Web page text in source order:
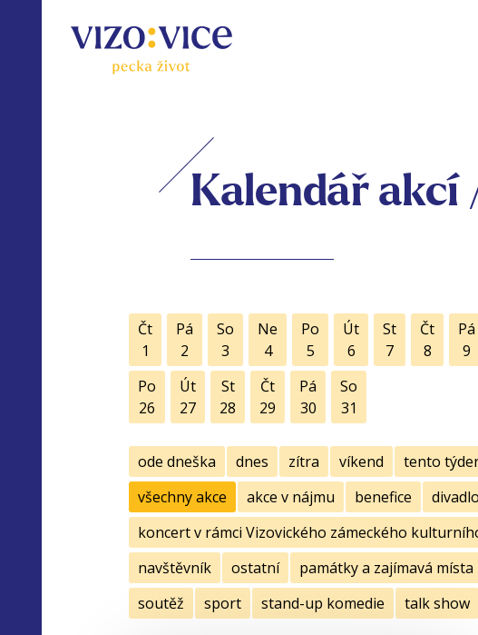
Kalendář akcí
Čt
1
Pá
2
So
3
Ne
4
Po
5
Út
6
St
7
Čt
8
Pá
9
Po
26
Út
27
St
28
Čt
29
Pá
30
So
31
ode dneška dnes zítra víkend tento
všechny akce
akce v nájmu benefice divadlo
koncert v rámci Vizovického zámeckého
navštěvník
ostatní památky a zajímavá místa
soutěž
sport stand-up komedie talk show